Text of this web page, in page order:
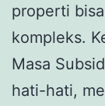
properti
kompleks.
Masa
hati-hati,